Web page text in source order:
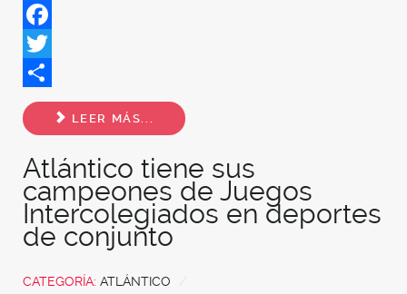
Facebook
Twitter
Share
LEER MÁS...
Atlántico tiene sus
campeones de Juegos
Intercolegiados en deportes
de conjunto
CATEGORÍA: ATLÁNTICO